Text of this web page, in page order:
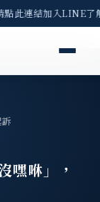
連結加入LINE
嘿咻」，